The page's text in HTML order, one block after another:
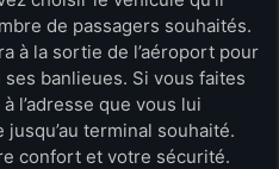
de passagers souhaités.
à la sortie de l’aéroport pour
banlieues. Si vous faites
l’adresse que vous lui
terminal souhaité.
confort et votre sécurité.